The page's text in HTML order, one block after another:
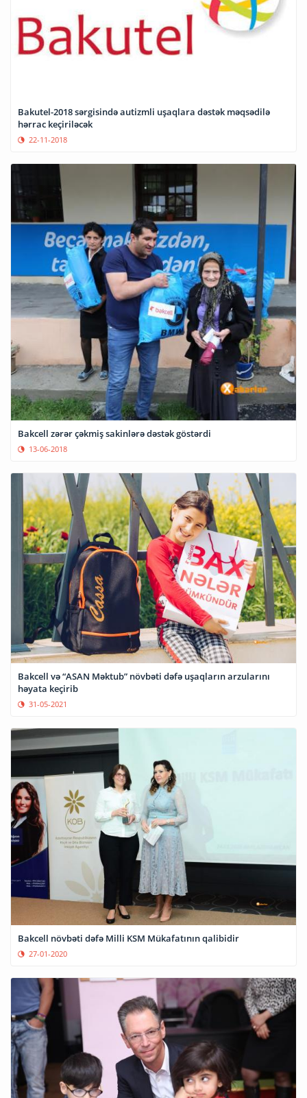
Bakutel-2018 sərgisində autizmli uşaqlara dəstək məqsədilə
hərrac keçiriləcək
22-11-2018
Bakcell zərər çəkmiş sakinlərə dəstək göstərdi
13-06-2018
Bakcell və “ASAN Məktub” növbəti dəfə uşaqların arzularını
həyata keçirib
31-05-2021
Bakcell növbəti dəfə Milli KSM Mükafatının qalibidir
27-01-2020